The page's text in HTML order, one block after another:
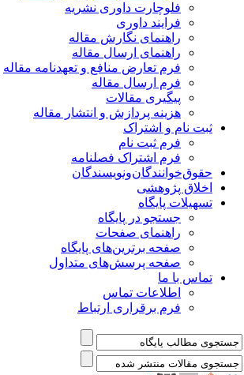
فلوچارت داوری نشریه
فرایند داوری
راهنمای نگارش مقاله
راهنمای ارسال مقاله
فرم تعارض منافع و تعهدنامه مقاله
فرم ارسال مقاله
پیگیری مقالات
هزینه پردازش و انتشار مقاله
ثبت نام و اشتراک
فرم ثبت نام
فرم اشتراک فصلنامه
حقوق‌خوانندگان‌و‌نویسندگان
اخلاق پژوهشی
تسهیلات پایگاه
جستجو در پایگاه
راهنمای صفحات
صفحه برترین‌های پایگاه
صفحه پرسش‌های متداول
تماس با ما
اطلاعات تماس
فرم برقراری ارتباط